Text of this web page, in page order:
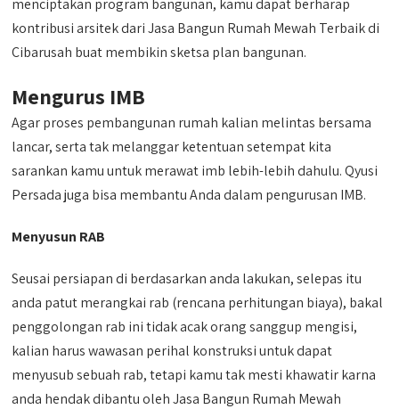
menciptakan program bangunan, kamu dapat berharap
kontribusi arsitek dari Jasa Bangun Rumah Mewah Terbaik di
Cibarusah buat membikin sketsa plan bangunan.
Mengurus IMB
Agar proses pembangunan rumah kalian melintas bersama
lancar, serta tak melanggar ketentuan setempat kita
sarankan kamu untuk merawat imb lebih-lebih dahulu. Qyusi
Persada juga bisa membantu Anda dalam pengurusan IMB.
Menyusun RAB
Seusai persiapan di berdasarkan anda lakukan, selepas itu
anda patut merangkai rab (rencana perhitungan biaya), bakal
penggolongan rab ini tidak acak orang sanggup mengisi,
kalian harus wawasan perihal konstruksi untuk dapat
menyusub sebuah rab, tetapi kamu tak mesti khawatir karna
anda hendak dibantu oleh Jasa Bangun Rumah Mewah